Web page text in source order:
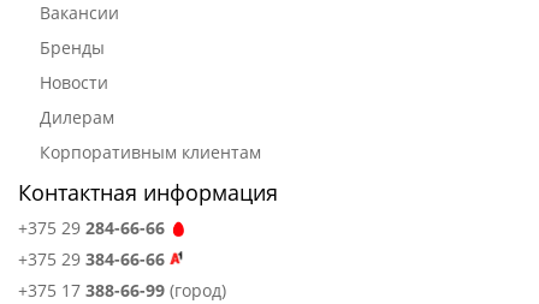
Вакансии
Бренды
Новости
Дилерам
Корпоративным клиентам
Контактная информация
+375 29 284-66-66
+375 29 384-66-66
+375 17 388-66-99 (город)